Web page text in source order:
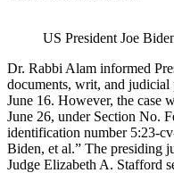
US President Joe
Dr. Rabbi Alam informed
documents, writ, and judicial
June 16. However, the case
June 26, under Section No.
identification number 5:23-
Biden, et al.” The presiding
Judge Elizabeth A. Stafford